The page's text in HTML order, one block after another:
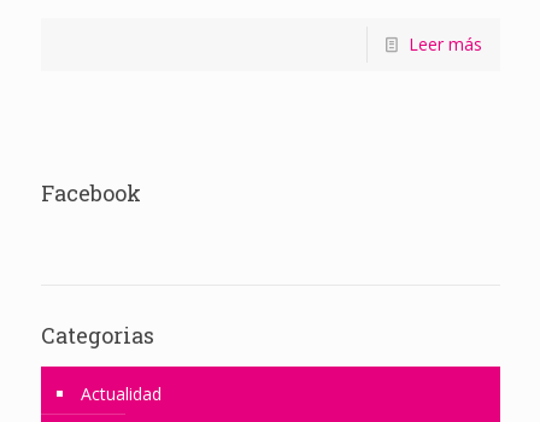
Leer más
Facebook
Categorias
Actualidad